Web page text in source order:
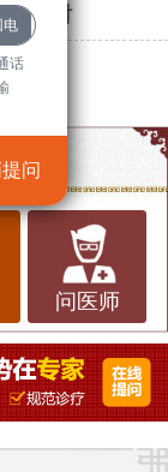
与应对
问医师
话
问